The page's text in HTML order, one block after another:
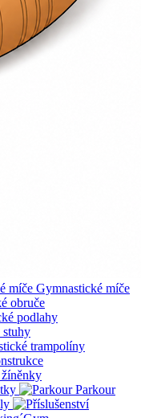
Gymnastické míče
obruče
podlahy
stuhy
trampolíny
Parkour